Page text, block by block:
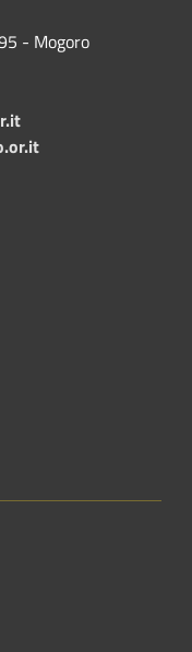
- Mogoro